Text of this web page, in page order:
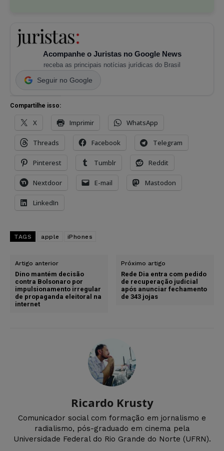
Acompanhe o Juristas no Google News
receba as principais notícias jurídicas do Brasil
Seguir no Google
Compartilhe isso:
X Imprimir WhatsApp
Threads Facebook Telegram
Pinterest Tumblr Reddit
Nextdoor E-mail Mastodon
LinkedIn
TAGS apple iPhones
Artigo anterior
Dino mantém decisão
contra Bolsonaro por
impulsionamento irregular
de propaganda eleitoral na
internet
Próximo artigo
Rede Dia entra com pedido
de recuperação judicial
após anunciar fechamento
de 343 jojas
Ricardo Krusty
Comunicador social com formação em jornalismo e
radialismo, pós-graduado em cinema pela
Universidade Federal do Rio Grande do Norte (UFRN).